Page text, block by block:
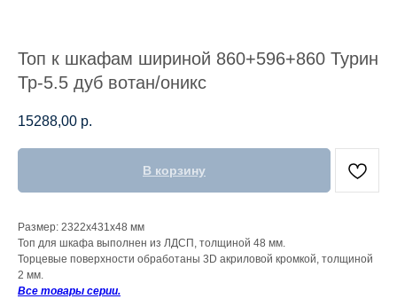
Топ к шкафам шириной 860+596+860 Турин
Тр-5.5 дуб вотан/оникс
15288,00 р.
В корзину
Размер: 2322x431x48 мм
Топ для шкафа выполнен из ЛДСП, толщиной 48 мм.
Торцевые поверхности обработаны 3D акриловой кромкой, толщиной
2 мм.
Все товары серии.